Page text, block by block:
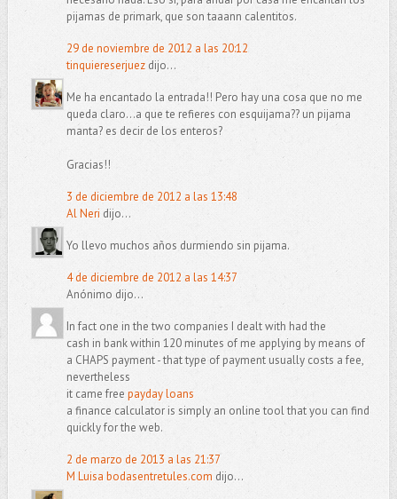
pijamas de primark, que son taaann calentitos.
29 de noviembre de 2012 a las 20:12
tinquiereserjuezdijo...
Me ha encantado la entrada!! Pero hay una cosa que no me
queda claro...a que te refieres con esquijama?? un pijama
manta? es decir de los enteros?
Gracias!!
3 de diciembre de 2012 a las 13:48
Al Neri dijo...
Yo llevo muchos años durmiendo sin pijama.
4 de diciembre de 2012 a las 14:37
Anónimo dijo...
In fact one in the two companies I dealt with had the
cash in bank within 120 minutes of me applying by means of
a CHAPS payment - that type of payment usually costs a fee,
nevertheless
it came free payday loans
a finance calculator is simply an online tool that you can find
quickly for the web.
2 de marzo de 2013 a las 21:37
M Luisa bodasentretules.com dijo...